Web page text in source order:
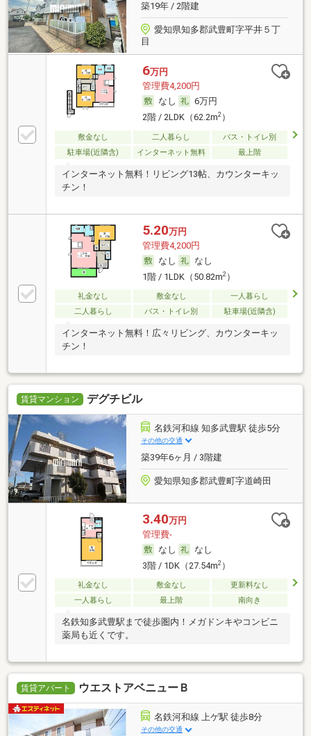
築19年 / 2階建
愛知県知多郡武豊町字平井５丁
目
6万円
管理費4,200円
なし
6万円
2階 / 2LDK（62.2m2）
敷金なし 二人暮らし
バス・トイレ別
駐車場(近隣含)
インターネット無料 最上階
インターネット無料！リビング13帖、カウンターキッ
チン！
5.20万円
管理費4,200円
なし
なし
1階 / 1LDK（50.82m2）
礼金なし 敷金なし
一人暮らし
二人暮らし
バス・トイレ別 駐車場(近隣含)
インターネット無料！広々リビング、カウンターキッ
チン！
賃貸マンション デグチビル
名鉄河和線 知多武豊駅 徒歩5分
その他の交通
築39年6ヶ月 / 3階建
愛知県知多郡武豊町字道崎田
3.40万円
管理費-
なし
なし
3階 / 1DK（27.54m2）
礼金なし 敷金なし
更新料なし
一人暮らし
最上階 南向き
名鉄知多武豊駅まで徒歩圏内！メガドンキやコンビニ
薬局も近くです。
賃貸アパート ウエストアベニューＢ
名鉄河和線 上ゲ駅 徒歩8分
その他の交通